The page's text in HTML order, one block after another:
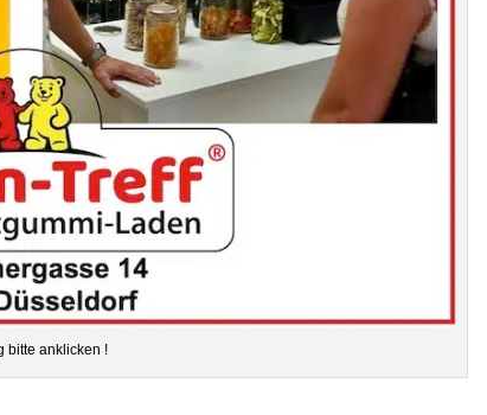
bitte anklicken !